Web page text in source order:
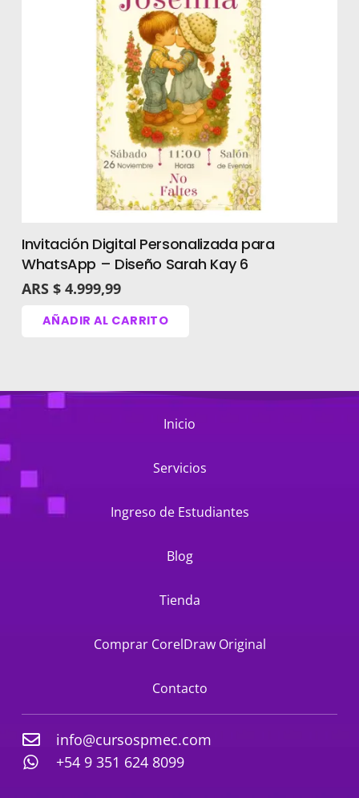
Invitación Digital Personalizada para
WhatsApp – Diseño Sarah Kay 6
ARS $ 4.999,99
AÑADIR AL CARRITO
Inicio
Servicios
Ingreso de Estudiantes
Blog
Tienda
Comprar CorelDraw Original
Contacto
info@cursospmec.com
+54 9 351 624 8099